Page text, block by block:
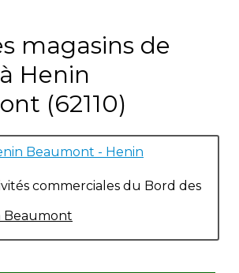
magasins de
Henin
(62110)
Beaumont - Henin
commerciales du Bord des
Beaumont